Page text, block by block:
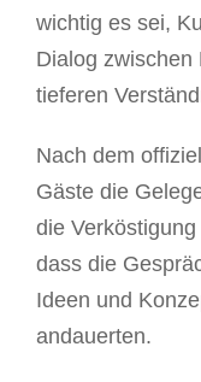
wichtig es sei,
Dialog zwischen
tieferen
Nach dem
Gäste die
die
dass die
Ideen und
andauerten.